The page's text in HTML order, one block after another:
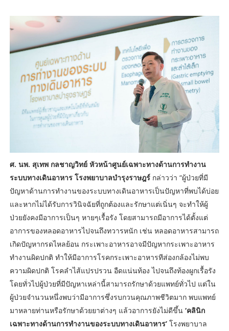
ศ. นพ. สุเทพ กลชาญวิทย์ หัวหน้าศูนย์เฉพาะทางด้านการทำงาน
ระบบทางเดินอาหาร โรงพยาบาลบำรุงราษฎร์กล่าวว่า “ผู้ป่วยที่มี
ปัญหาด้านการทำงานของระบบทางเดินอาหารเป็นปัญหาที่พบได้บ่อย
และหากไม่ได้รับการวินิจฉัยที่ถูกต้องและรักษาแต่เนิ่นๆ จะทำให้ผู้
ป่วยยังคงมีอาการเป็นๆ หายๆเรื้อรัง โดยสามารถมีอาการได้ตั้งแต่
อาการของหลอดอาหารไปจนถึงทวารหนัก เช่น หลอดอาหารสามารถ
เกิดปัญหากรดไหลย้อน กระเพาะอาหารอาจมีปัญหากระเพาะอาหาร
ทำงานผิดปกติ ทำให้มีอาการโรคกระเพาะอาหารทีส่องกล้องไม่พบ
ความผิดปกติ โรคลำไส้แปรปรวน อืดแน่นท้อง ไปจนถึงท้องผูกเรื้อรัง
โดยทั่วไปผู้ป่วยที่มีปัญหาเหล่านี้สามารถรักษาด้วยแพทย์ทั่วไป แต่ใน
ผู้ป่วยจำนวนหนึ่งพบว่ามีอาการซึ่งรบกวนคุณภาพชีวิตมาก พบแพทย์
มาหลายท่านหรือรักษาด้วยยาต่างๆ แล้วอาการยังไม่ดีขึ้น ‘คลินิก
เฉพาะทางด้านการทำงานของระบบทางเดินอาหาร’โรงพยาบาล